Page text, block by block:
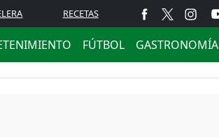
RECETAS
FÚTBOL GASTRONOMÍA